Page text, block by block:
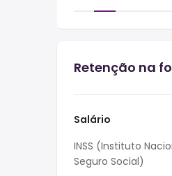
Retenção na
Salário
INSS (Instituto
Seguro Social)